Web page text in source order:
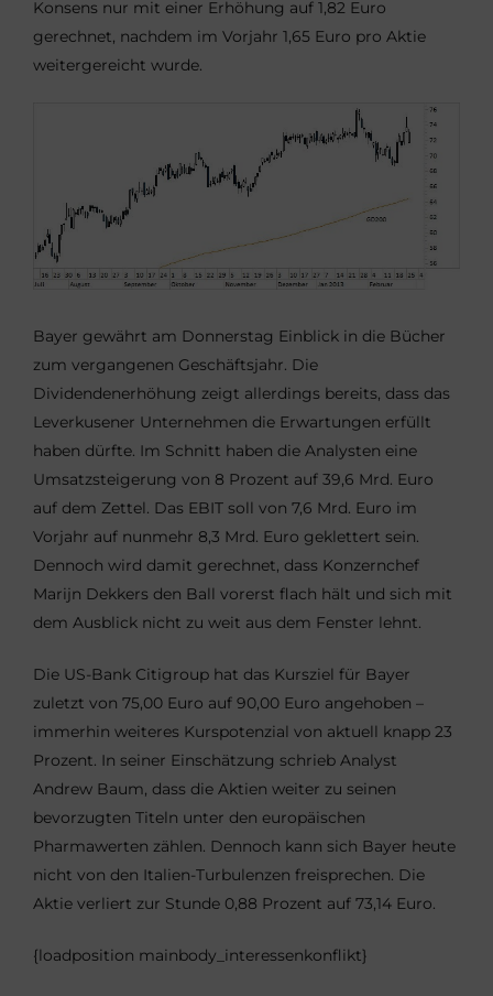
Konsens nur mit einer Erhöhung auf 1,82 Euro
gerechnet, nachdem im Vorjahr 1,65 Euro pro Aktie
weitergereicht wurde.
Bayer gewährt am Donnerstag Einblick in die Bücher
zum vergangenen Geschäftsjahr. Die
Dividendenerhöhung zeigt allerdings bereits, dass das
Leverkusener Unternehmen die Erwartungen erfüllt
haben dürfte. Im Schnitt haben die Analysten eine
Umsatzsteigerung von 8 Prozent auf 39,6 Mrd. Euro
auf dem Zettel. Das EBIT soll von 7,6 Mrd. Euro im
Vorjahr auf nunmehr 8,3 Mrd. Euro geklettert sein.
Dennoch wird damit gerechnet, dass Konzernchef
Marijn Dekkers den Ball vorerst flach hält und sich mit
dem Ausblick nicht zu weit aus dem Fenster lehnt.
Die US-Bank Citigroup hat das Kursziel für Bayer
zuletzt von 75,00 Euro auf 90,00 Euro angehoben –
immerhin weiteres Kurspotenzial von aktuell knapp 23
Prozent. In seiner Einschätzung schrieb Analyst
Andrew Baum, dass die Aktien weiter zu seinen
bevorzugten Titeln unter den europäischen
Pharmawerten zählen. Dennoch kann sich Bayer heute
nicht von den Italien-Turbulenzen freisprechen. Die
Aktie verliert zur Stunde 0,88 Prozent auf 73,14 Euro.
{loadposition mainbody_interessenkonflikt}